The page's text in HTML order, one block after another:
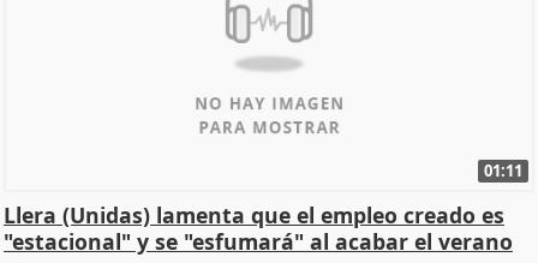
01:11
Llera (Unidas) lamenta que el empleo creado es
"estacional" y se "esfumará" al acabar el verano